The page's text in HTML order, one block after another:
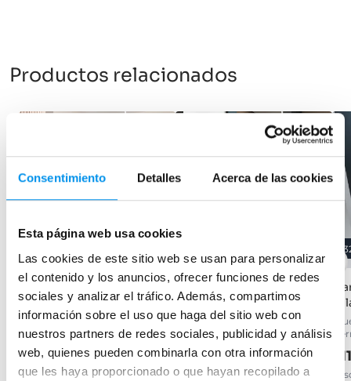
Consentimiento Detalles Acerca de las cookies
Esta página web usa cookies
Las cookies de este sitio web se usan para personalizar
el contenido y los anuncios, ofrecer funciones de redes
sociales y analizar el tráfico. Además, compartimos
información sobre el uso que haga del sitio web con
nuestros partners de redes sociales, publicidad y análisis
web, quienes pueden combinarla con otra información
que les haya proporcionado o que hayan recopilado a
Productos relacionados
Mampara de ducha Vega
(P00)
frontal (1 hoja abatible), 6 mm
217,91€
desde 72,64€/mes
medida Roma
Frontal (1 hoja abatible) 6 mm
252,65€ 350,90€